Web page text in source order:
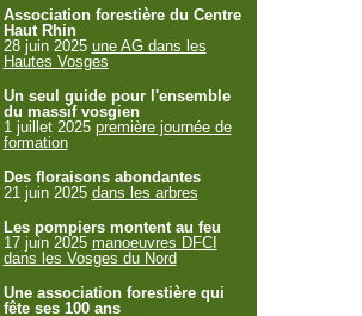
Association forestière du Centre
Haut Rhin
28 juin 2025 une AG dans les
Hautes Vosges
Un seul guide pour l'ensemble
du massif vosgien
1 juillet 2025 première journée de
formation
Des floraisons abondantes
21 juin 2025 dans les arbres
Les pompiers montent au feu
17 juin 2025 manoeuvres DFCI
dans les Vosges du Nord
Une association forestière qui
fête ses 100 ans